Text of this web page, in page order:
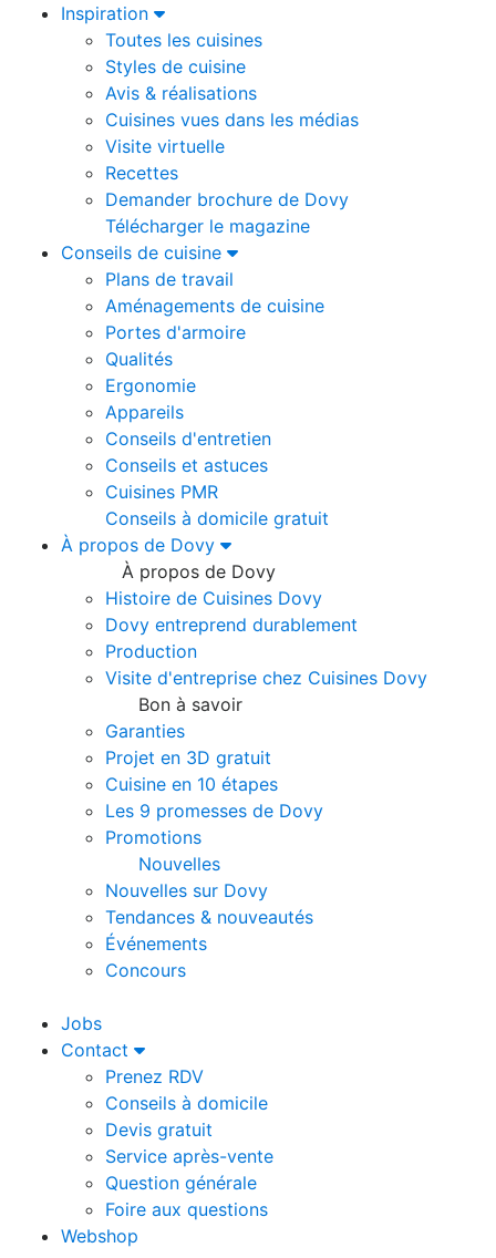
Inspiration
Toutes les cuisines
Styles de cuisine
Avis & réalisations
Cuisines vues dans les médias
Visite virtuelle
Recettes
Demander brochure de Dovy
Télécharger le magazine
Conseils de cuisine
Plans de travail
Aménagements de cuisine
Portes d'armoire
Qualités
Ergonomie
Appareils
Conseils d'entretien
Conseils et astuces
Cuisines PMR
Conseils à domicile gratuit
À propos de Dovy
À propos de Dovy
Histoire de Cuisines Dovy
Dovy entreprend durablement
Production
Visite d'entreprise chez Cuisines Dovy
Bon à savoir
Garanties
Projet en 3D gratuit
Cuisine en 10 étapes
Les 9 promesses de Dovy
Promotions
Nouvelles
Nouvelles sur Dovy
Tendances & nouveautés
Événements
Concours
Jobs
Contact
Prenez RDV
Conseils à domicile
Devis gratuit
Service après-vente
Question générale
Foire aux questions
Webshop